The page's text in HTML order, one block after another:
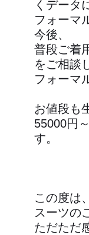
くデータ
フォーマ
今後、
普段ご着
をご相談
フォーマ
お値段も
55000円
す。
この度は
スーツの
ただただ